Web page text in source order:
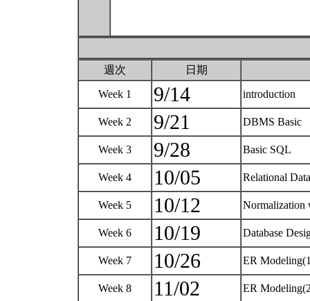
週次 日期
Week 1 9/14 introduction
Week 2 9/21 DBMS Basic
Week 3 9/28 Basic SQL
Week 4 10/05 Relational
Week 5 10/12
Week 6 10/19 Database
Week 7 10/26 ER
Week 8 11/02 ER